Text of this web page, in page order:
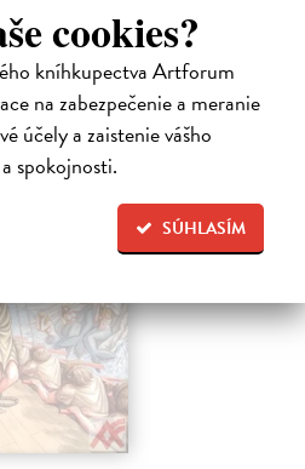
cookies?
kníhkupectva Artforum
na zabezpečenie a meranie
účely a zaistenie vášho
spokojnosti.
SÚHLASÍM
Dodanie do cca. 30 dní.